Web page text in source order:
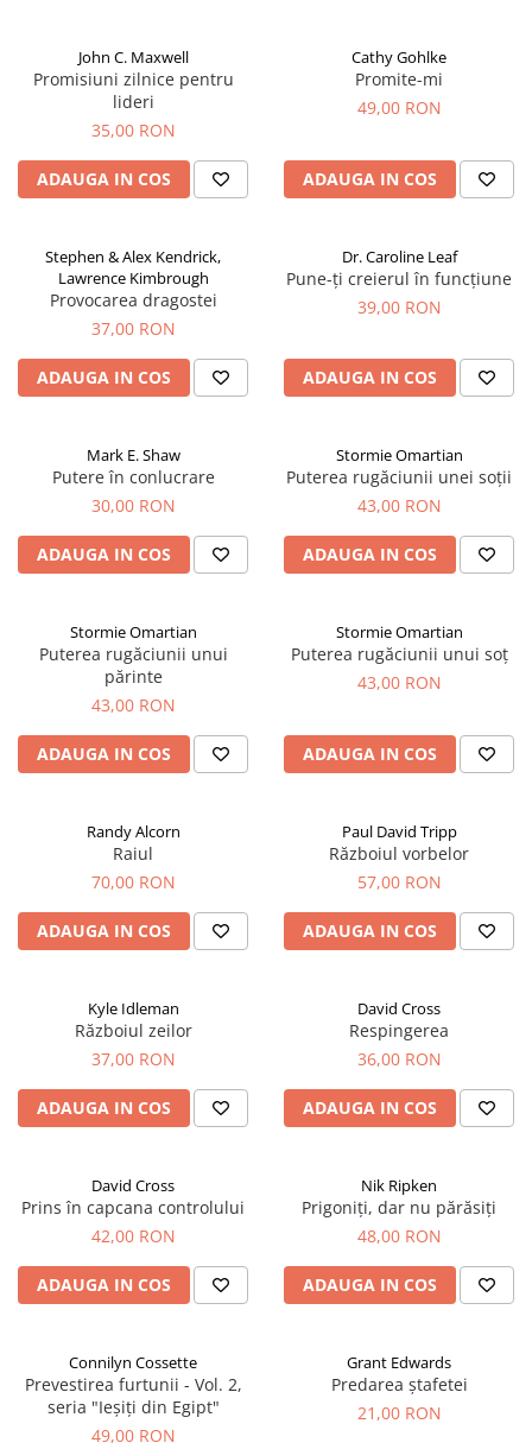
John C. Maxwell
Promisiuni zilnice pentru
lideri
35,00 RON
ADAUGA IN COS
Cathy Gohlke
Promite-mi
49,00 RON
ADAUGA IN COS
Stephen & Alex Kendrick,
Lawrence Kimbrough
Provocarea dragostei
37,00 RON
ADAUGA IN COS
Dr. Caroline Leaf
Pune-ți creierul în funcțiune
39,00 RON
ADAUGA IN COS
Mark E. Shaw
Putere în conlucrare
30,00 RON
ADAUGA IN COS
Stormie Omartian
Puterea rugăciunii unei soții
43,00 RON
ADAUGA IN COS
Stormie Omartian
Puterea rugăciunii unui
părinte
43,00 RON
ADAUGA IN COS
Stormie Omartian
Puterea rugăciunii unui soț
43,00 RON
ADAUGA IN COS
Randy Alcorn
Raiul
70,00 RON
ADAUGA IN COS
Paul David Tripp
Războiul vorbelor
57,00 RON
ADAUGA IN COS
Kyle Idleman
Războiul zeilor
37,00 RON
ADAUGA IN COS
David Cross
Respingerea
36,00 RON
ADAUGA IN COS
David Cross
Prins în capcana controlului
42,00 RON
ADAUGA IN COS
Nik Ripken
Prigoniți, dar nu părăsiți
48,00 RON
ADAUGA IN COS
Connilyn Cossette
Prevestirea furtunii - Vol. 2,
seria "Ieșiți din Egipt"
49,00 RON
Grant Edwards
Predarea ștafetei
21,00 RON